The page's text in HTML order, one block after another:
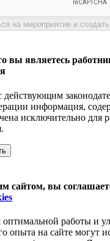
на мероприятие и
вы являетесь
действующим
информация,
исключительно для
сайтом, вы
оптимальной работы и
опыта на сайте могут